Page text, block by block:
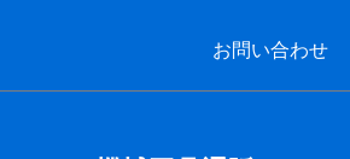
お問い合わせ